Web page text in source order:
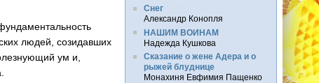
людей, созидавших
ум и,
Снег
Александр Конопля
НАШИМ ВОИНАМ
Надежда Кушкова
Сказание о жене Адера и о
рыжей блуднице
Монахиня Евфимия Пащенко